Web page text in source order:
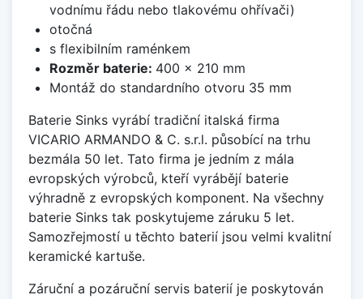
vodnímu řádu nebo tlakovému ohřívači)
otočná
s flexibilním raménkem
Rozměr baterie: 400 x 210 mm
Montáž do standardního otvoru 35 mm
Baterie Sinks vyrábí tradiční italská firma
VICARIO ARMANDO & C. s.r.l. působící na trhu
bezmála 50 let. Tato firma je jedním z mála
evropských výrobců, kteří vyrábějí baterie
výhradně z evropských komponent. Na všechny
baterie Sinks tak poskytujeme záruku 5 let.
Samozřejmostí u těchto baterií jsou velmi kvalitní
keramické kartuše.
Záruční a pozáruční servis baterií je poskytován